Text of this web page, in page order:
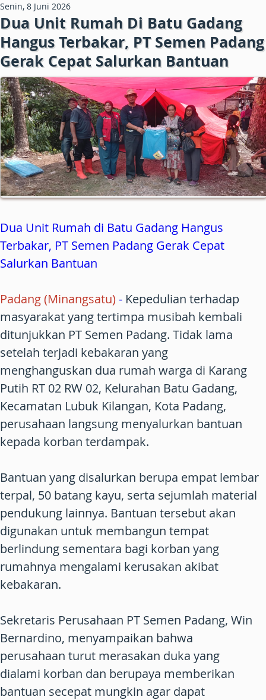
Senin, 8 Juni 2026
Dua Unit Rumah Di Batu Gadang
Hangus Terbakar, PT Semen Padang
Gerak Cepat Salurkan Bantuan
Dua Unit Rumah di Batu Gadang Hangus
Terbakar, PT Semen Padang Gerak Cepat
Salurkan Bantuan
Padang (Minangsatu) - Kepedulian terhadap
masyarakat yang tertimpa musibah kembali
ditunjukkan PT Semen Padang. Tidak lama
setelah terjadi kebakaran yang
menghanguskan dua rumah warga di Karang
Putih RT 02 RW 02, Kelurahan Batu Gadang,
Kecamatan Lubuk Kilangan, Kota Padang,
perusahaan langsung menyalurkan bantuan
kepada korban terdampak.
Bantuan yang disalurkan berupa empat lembar
terpal, 50 batang kayu, serta sejumlah material
pendukung lainnya. Bantuan tersebut akan
digunakan untuk membangun tempat
berlindung sementara bagi korban yang
rumahnya mengalami kerusakan akibat
kebakaran.
Sekretaris Perusahaan PT Semen Padang, Win
Bernardino, menyampaikan bahwa
perusahaan turut merasakan duka yang
dialami korban dan berupaya memberikan
bantuan secepat mungkin agar dapat